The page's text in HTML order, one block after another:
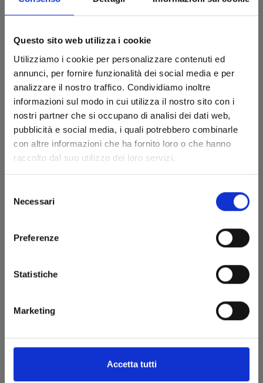
Questo sito web utilizza i cookie
Utilizziamo i cookie per personalizzare contenuti ed
annunci, per fornire funzionalità dei social media e per
analizzare il nostro traffico. Condividiamo inoltre
informazioni sul modo in cui utilizza il nostro sito con i
nostri partner che si occupano di analisi dei dati web,
pubblicità e social media, i quali potrebbero combinarle
con altre informazioni che ha fornito loro o che hanno
raccolto dal suo utilizzo dei loro servizi.
delNecessari
Preferenze
Statistiche
Marketing
Accetta tutti
23/09/2025
€ 6,90